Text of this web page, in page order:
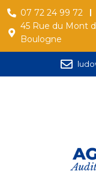
07 72 24 99 72
45 Rue du Mont
Boulogne